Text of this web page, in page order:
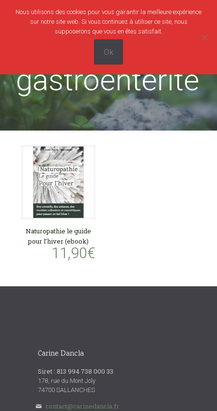
0
0,00€
gastroentérite
Naturopathie le guide
pour l’hiver (ebook)
11,90€
Carine Dancla
Siret : 813 994 738 000 33
178, rue du Mont Joly
74700 SALLANCHES
contact@carinedancla.fr
Nous utilisons des cookies pour vous garantir la meilleure expérience
sur notre site web. Si vous continuez à utiliser ce site, nous
supposerons que vous en êtes satisfait.
Ok